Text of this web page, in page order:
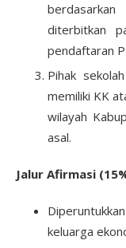
diterbitkan
pendaftaran
Pihak
memiliki KK
wilayah
asal.
Jalur Afirmasi
keluarga